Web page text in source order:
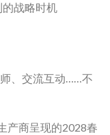
战略时机
、交流互动……不
产商呈现的2028春